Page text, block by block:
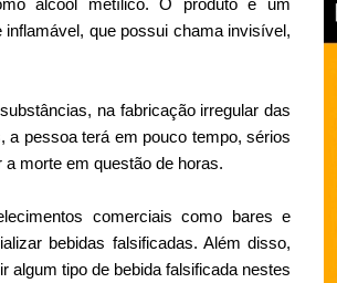
álcool metílico. O produto é um
que possui chama invisível,
na fabricação irregular das
a pessoa terá em pouco tempo, sérios
morte em questão de horas.
comerciais como bares e
bebidas falsificadas. Além disso,
algum tipo de bebida falsificada nestes